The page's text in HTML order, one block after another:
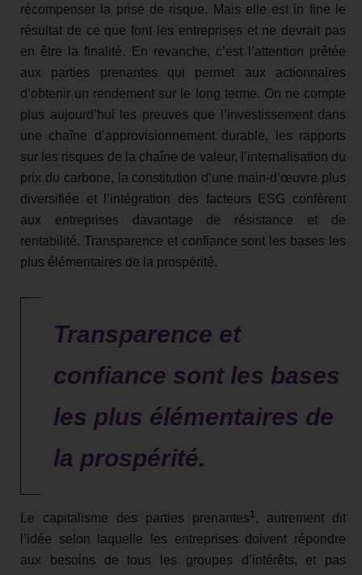
récompenser la prise de risque. Mais elle est in fine le
résultat de ce que font les entreprises et ne devrait pas
en être la finalité. En revanche, c’est l’attention prêtée
aux parties prenantes qui permet aux actionnaires
d’obtenir un rendement sur le long terme. On ne compte
plus aujourd’hui les preuves que l’investissement dans
une chaîne d’approvisionnement durable, les rapports
sur les risques de la chaîne de valeur, l’internalisation du
prix du carbone, la constitution d’une main-d’œuvre plus
diversifiée et l’intégration des facteurs ESG confèrent
aux entreprises davantage de résistance et de
rentabilité. Transparence et confiance sont les bases les
plus élémentaires de la prospérité.
Transparence et
confiance sont les bases
les plus élémentaires de
la prospérité.
Le capitalisme des parties prenantes1 , autrement dit
l’idée selon laquelle les entreprises doivent répondre
aux besoins de tous les groupes d’intérêts, et pas